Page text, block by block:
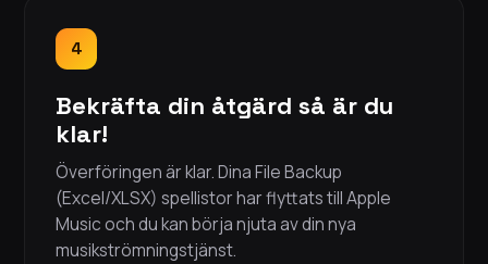
4
Bekräfta din åtgärd så är du
klar!
Överföringen är klar. Dina File Backup
(Excel/XLSX) spellistor har flyttats till Apple
Music och du kan börja njuta av din nya
musikströmningstjänst.